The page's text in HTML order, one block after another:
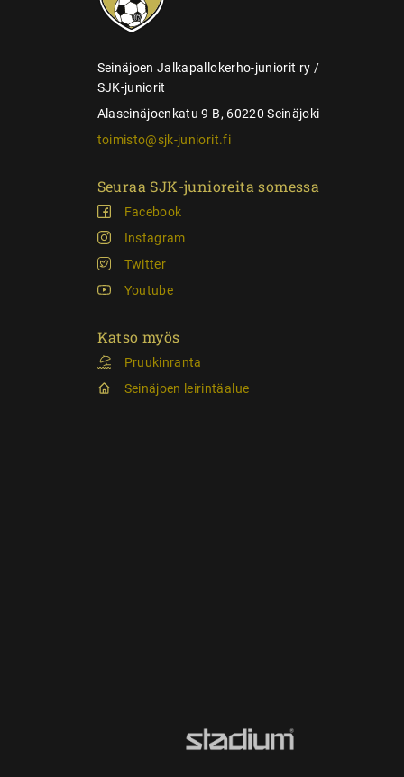
Seinäjoen Jalkapallokerho-juniorit ry /
SJK-juniorit
Alaseinäjoenkatu 9 B, 60220 Seinäjoki
toimisto@sjk-juniorit.fi
Seuraa SJK-junioreita somessa
Facebook
Instagram
Twitter
Youtube
Katso myös
Pruukinranta
Seinäjoen leirintäalue